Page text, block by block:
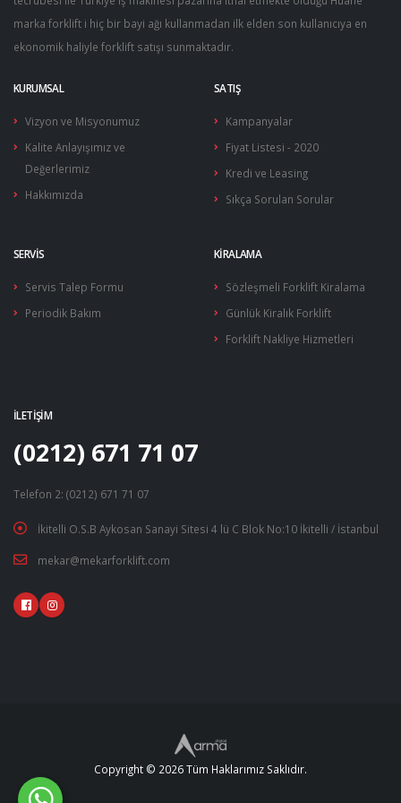
Piston Kol Yatakları
Piston Kolları
Piston Segman Takımları
Silindir Gömlek Setleri
Supap Gaytları
Stop Mekanizması
Ön Farlar
Ön Sinyal Farları
Sigorta Kutuları
Tepe Lambaları
Hız Sensörleri
Transistörler
Sensör Sistemleri & Joyst…
marka forklift i hiç bir bayi ağı kullanmadan ilk elden son kullanıcıya en
ekonomik haliyle forklift satışı sunmaktadır.
KURUMSAL
Vizyon ve Misyonumuz
Kalite Anlayışımız ve
Değerlerimiz
Hakkımızda
SATIŞ
Kampanyalar
Fiyat Listesi - 2020
Kredi ve Leasing
Sıkça Sorulan Sorular
SERVIS
Servis Talep Formu
Periodik Bakım
KIRALAMA
Sözleşmeli Forklift Kiralama
Günlük Kiralık Forklift
Forklift Nakliye Hizmetleri
İLETIŞIM
(0212) 671 71 07
Telefon 2: (0212) 671 71 07
İkitelli O.S.B Aykosan Sanayi Sitesi 4 lü C Blok No:10 İkitelli / İstanbul
mekar@mekarforklift.com
Copyright © 2026 Tüm Haklarımız Saklıdır.